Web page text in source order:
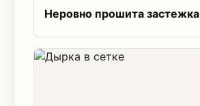
Неровно прошита застежка